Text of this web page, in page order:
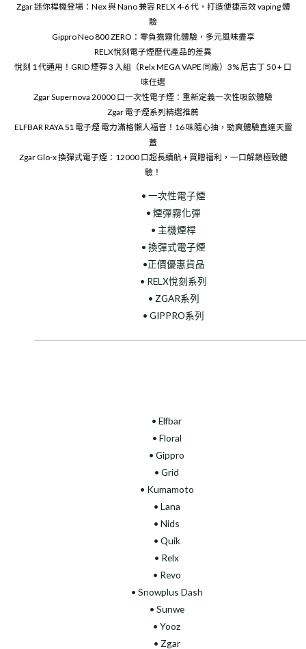
Zgar 迷你桿機登場：Nex 與 Nano 兼容 RELX 4-6 代，打造便捷高效 vaping 體
驗
Gippro Neo 800 ZERO：零負擔霧化體驗，多元風味盡享
RELX悅刻電子煙歷代產品的差異
悅刻 1 代通用！GRID 煙彈 3 入組（Relx MEGA VAPE 同廠）3% 尼古丁 50 + 口
味任選
Zgar Supernova 20000 口一次性電子煙：重新定義一次性吸飲體驗
Zgar 電子煙系列精選推薦
ELFBAR RAYA S1 電子煙 電力滿格懶人福音！16 味隨心抽，勁爽體驗直達天靈
蓋
Zgar Glo-x 換彈式電子煙：12000 口超長續航 + 買贈福利，一口解鎖極致體
驗！
• 一次性電子煙
• 煙彈霧化彈
• 主機煙桿
• 換彈式電子煙
•正價優惠貨品
• RELX悅刻系列
• ZGAR系列
• GIPPRO系列
• Elfbar
• Floral
• Gippro
• Grid
• Kumamoto
• Lana
• Nids
• Quik
• Relx
• Revo
• Snowplus Dash
• Sunwe
• Yooz
• Zgar